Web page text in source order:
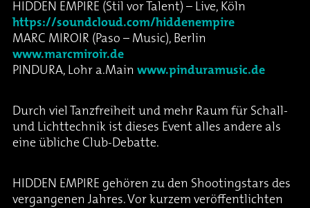
HIDDEN EMPIRE (Stil vor Talent) – Live, Köln
https://soundcloud.com/hiddenempire
MARC MIROIR (Paso – Music), Berlin
www.marcmiroir.de
PINDURA, Lohr a.Main www.pinduramusic.de
Durch viel Tanzfreiheit und mehr Raum für Schall-
und Lichttechnik ist dieses Event alles andere als
eine übliche Club-Debatte.
HIDDEN EMPIRE gehören zu den Shootingstars des
vergangenen Jahres. Vor kurzem veröffentlichten